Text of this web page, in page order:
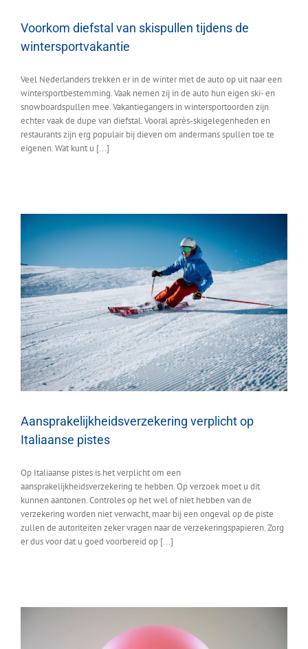
Voorkom diefstal van skispullen tijdens de
wintersportvakantie
Veel Nederlanders trekken er in de winter met de auto op uit naar een
wintersportbestemming. Vaak nemen zij in de auto hun eigen ski- en
snowboardspullen mee. Vakantiegangers in wintersportoorden zijn
echter vaak de dupe van diefstal. Vooral après-skigelegenheden en
restaurants zijn erg populair bij dieven om andermans spullen toe te
eigenen. Wat kunt u [...]
Aansprakelijkheidsverzekering verplicht op
Italiaanse pistes
Op Italiaanse pistes is het verplicht om een
aansprakelijkheidsverzekering te hebben. Op verzoek moet u dit
kunnen aantonen. Controles op het wel of niet hebben van de
verzekering worden niet verwacht, maar bij een ongeval op de piste
zullen de autoriteiten zeker vragen naar de verzekeringspapieren. Zorg
er dus voor dat u goed voorbereid op [...]